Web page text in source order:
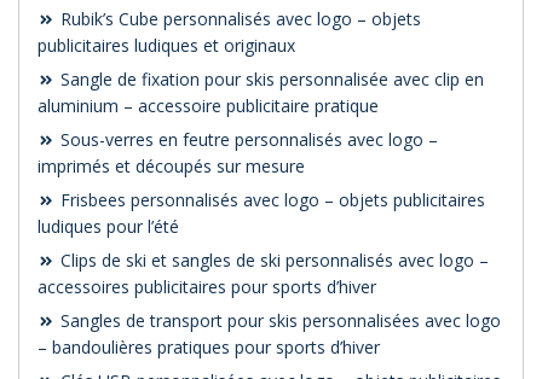
Rubik’s Cube personnalisés avec logo – objets
publicitaires ludiques et originaux
Sangle de fixation pour skis personnalisée avec clip en
aluminium – accessoire publicitaire pratique
Sous-verres en feutre personnalisés avec logo –
imprimés et découpés sur mesure
Frisbees personnalisés avec logo – objets publicitaires
ludiques pour l’été
Clips de ski et sangles de ski personnalisés avec logo –
accessoires publicitaires pour sports d’hiver
Sangles de transport pour skis personnalisées avec logo
– bandoulières pratiques pour sports d’hiver